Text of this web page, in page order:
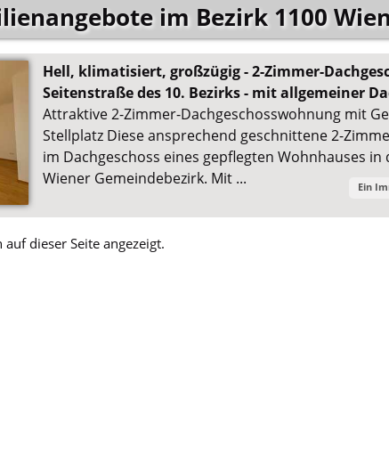
im Bezirk 1100
Hell, klimatisiert, großzügig - 2-Zimmer-
Seitenstraße des 10. Bezirks - mit allgemeiner
Attraktive 2-Zimmer-Dachgeschosswohnung mit
Stellplatz Diese ansprechend geschnittene 2-
im Dachgeschoss eines gepflegten Wohnhauses in
Wiener Gemeindebezirk. Mit ...
Ein
dieser Seite angezeigt.